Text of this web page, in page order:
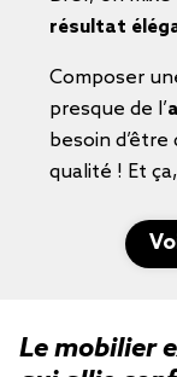
résultat
Composer
presque de l’
besoin
qualité ! Et
Le mobilier